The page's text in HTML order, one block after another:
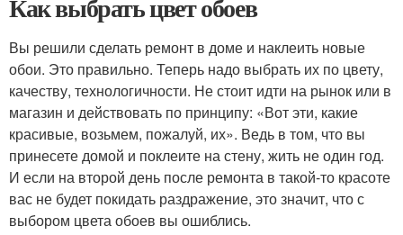
Вы решили сделать ремонт в доме и наклеить новые
обои. Это правильно. Теперь надо выбрать их по цвету,
качеству, технологичности. Не стоит идти на рынок или в
магазин и действовать по принципу: «Вот эти, какие
красивые, возьмем, пожалуй, их». Ведь в том, что вы
принесете домой и поклеите на стену, жить не один год.
И если на второй день после ремонта в такой-то красоте
вас не будет покидать раздражение, это значит, что с
выбором цвета обоев вы ошиблись.